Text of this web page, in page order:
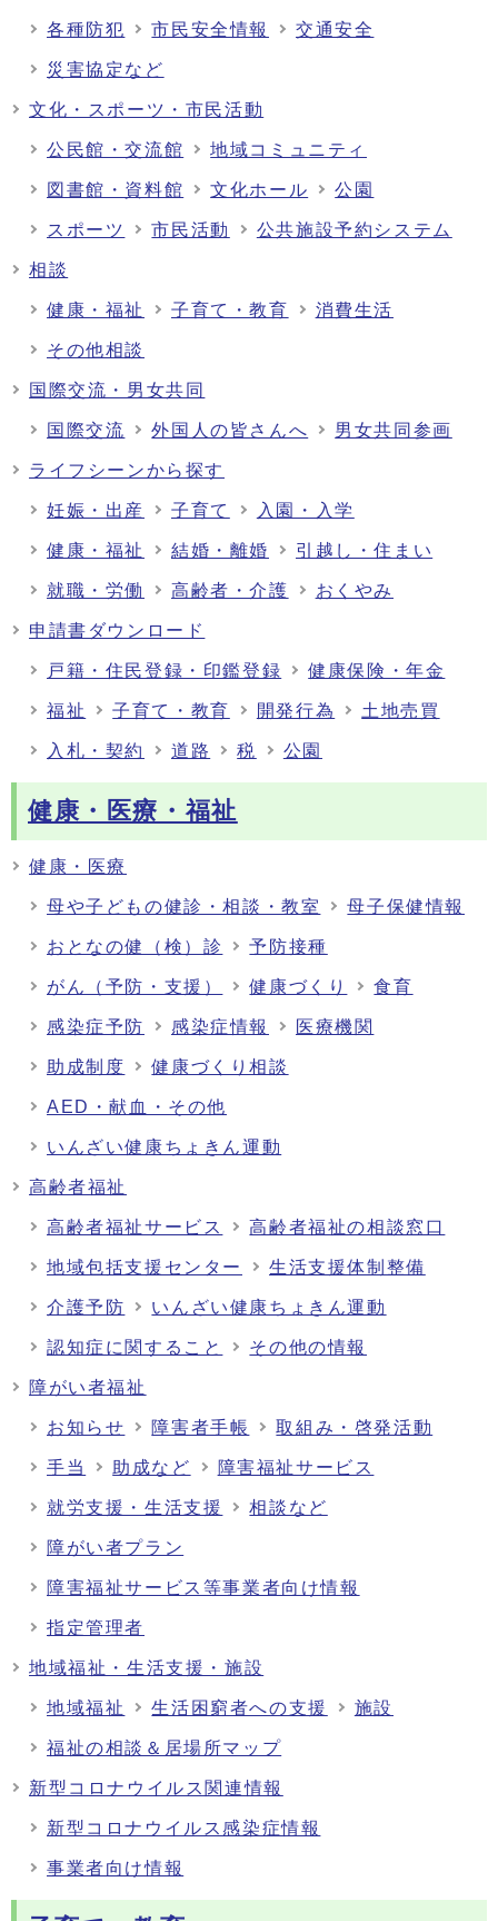
各種防犯 市民安全情報 交通安全
災害協定など
文化・スポーツ・市民活動
公民館・交流館 地域コミュニティ
図書館・資料館 文化ホール 公園
スポーツ 市民活動 公共施設予約システム
相談
健康・福祉 子育て・教育 消費生活
その他相談
国際交流・男女共同
国際交流 外国人の皆さんへ 男女共同参画
ライフシーンから探す
妊娠・出産 子育て 入園・入学
健康・福祉 結婚・離婚 引越し・住まい
就職・労働 高齢者・介護 おくやみ
申請書ダウンロード
戸籍・住民登録・印鑑登録 健康保険・年金
福祉 子育て・教育 開発行為 土地売買
入札・契約 道路 税 公園
健康・医療・福祉
健康・医療
母や子どもの健診・相談・教室 母子保健情報
おとなの健（検）診 予防接種
がん（予防・支援） 健康づくり 食育
感染症予防 感染症情報 医療機関
助成制度 健康づくり相談
AED・献血・その他
いんざい健康ちょきん運動
高齢者福祉
高齢者福祉サービス 高齢者福祉の相談窓口
地域包括支援センター 生活支援体制整備
介護予防 いんざい健康ちょきん運動
認知症に関すること その他の情報
障がい者福祉
お知らせ 障害者手帳 取組み・啓発活動
手当 助成など 障害福祉サービス
就労支援・生活支援 相談など
障がい者プラン
障害福祉サービス等事業者向け情報
指定管理者
地域福祉・生活支援・施設
地域福祉 生活困窮者への支援 施設
福祉の相談＆居場所マップ
新型コロナウイルス関連情報
新型コロナウイルス感染症情報
事業者向け情報